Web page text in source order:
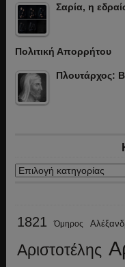
Σαρία, η
Πολιτική Απορρήτου
Πλουτάρχος:
Κατηγορίες
1821 Όμηρος
Αριστοτέλης